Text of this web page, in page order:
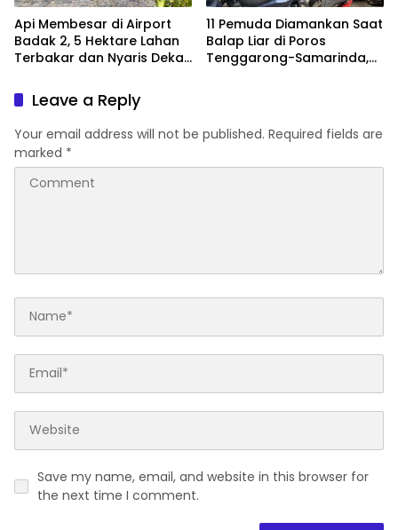
Api Membesar di Airport
Badak 2, 5 Hektare Lahan
Terbakar dan Nyaris Dekati
11 Pemuda Diamankan Saat
Balap Liar di Poros
Tenggarong-Samarinda,
Leave a Reply
Your email address will not be published. Required fields are
marked *
Save my name, email, and website in this browser for
the next time I comment.